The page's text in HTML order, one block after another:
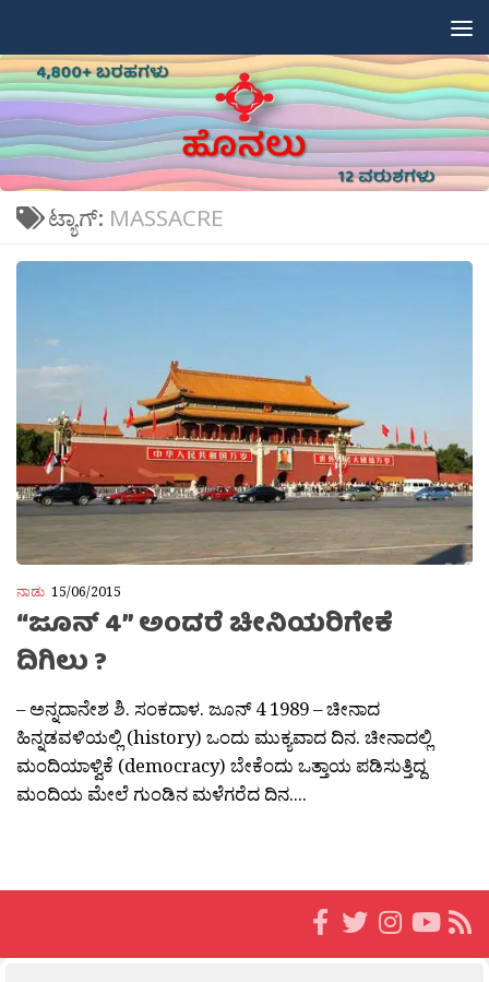
ಟ್ಯಾಗ್: MASSACRE
ನಾಡು 15/06/2015
“ಜೂನ್ 4” ಅಂದರೆ ಚೀನಿಯರಿಗೇಕೆ
ದಿಗಿಲು ?
– ಅನ್ನದಾನೇಶ ಶಿ. ಸಂಕದಾಳ. ಜೂನ್ 4 1989 – ಚೀನಾದ
ಹಿನ್ನಡವಳಿಯಲ್ಲಿ (history) ಒಂದು ಮುಕ್ಯವಾದ ದಿನ. ಚೀನಾದಲ್ಲಿ
ಮಂದಿಯಾಳ್ವಿಕೆ (democracy) ಬೇಕೆಂದು ಒತ್ತಾಯ ಪಡಿಸುತ್ತಿದ್ದ
ಮಂದಿಯ ಮೇಲೆ ಗುಂಡಿನ ಮಳೆಗರೆದ ದಿನ....